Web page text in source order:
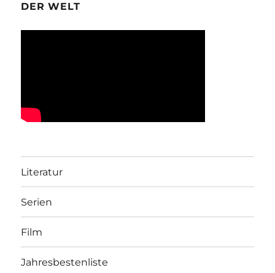
DER WELT
Literatur
Serien
Film
Jahresbestenliste